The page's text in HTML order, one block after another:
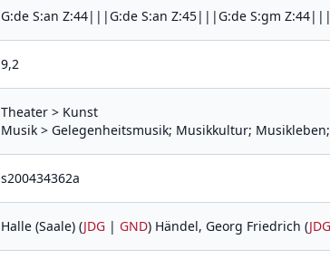
G:de S:an Z:44|||G:de S:an Z:45|||G:de S:gm
9,2
Theater > Kunst
Musik > Gelegenheitsmusik; Musikkultur;
s200434362a
Halle (Saale) (JDG | GND) Händel, Georg Friedrich (JDG